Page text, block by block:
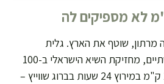
מרתון, שוטף את הארץ. גלית
בירנבוים-נבון (43), אם לשתיים, מחזיקת השיא הישראלי ב-100
ק"מ, צלחה מרחק של 188 ק"מ במירוץ 24 שעות בברוג שווייץ –